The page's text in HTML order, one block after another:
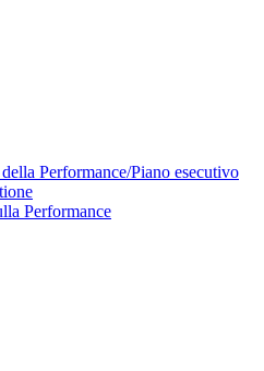
Performance/Piano esecutivo
Performance